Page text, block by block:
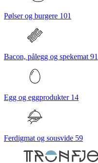
Pølser og burgere 101
Bacon, pålegg og spekemat 91
Egg og eggprodukter 14
Ferdigmat og sousvide 59